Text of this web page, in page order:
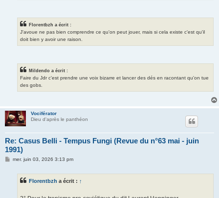
Florentbzh a écrit :
J'avoue ne pas bien comprendre ce qu'on peut jouer, mais si cela existe c'est qu'il
doit bien y avoir une raison.
Mildendo a écrit :
Faire du Jdr c'est prendre une voix bizarre et lancer des dés en racontant qu'on tue
des gobs.
Vociférator
Dieu d'après le panthéon
Re: Casus Belli - Tempus Fungi (Revue du n°63 mai - juin
1991)
Mmer. juin 03, 2026 3:13 pm
Florentbzh a écrit : ↑